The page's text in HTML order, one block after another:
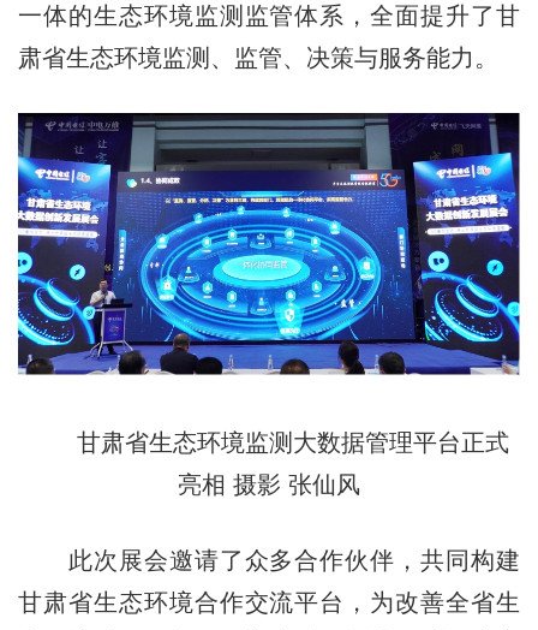
一体的生态环境监测监管体系，全面提升了甘
肃省生态环境监测、监管、决策与服务能力。
甘肃省生态环境监测大数据管理平台正式
亮相 摄影 张仙风
此次展会邀请了众多合作伙伴，共同构建
甘肃省生态环境合作交流平台，为改善全省生